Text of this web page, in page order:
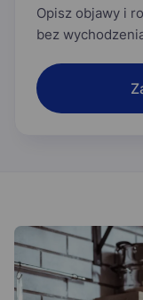
Opisz objawy i
bez